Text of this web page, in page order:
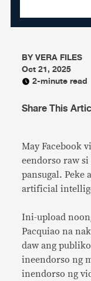
BYVERA FILES
Oct 21, 2025
2-minute read
Share This
May Facebook
eendorso raw si
pansugal. Peke
artificial
Ini-upload
Pacquiao na
daw ang
ineendorso ng
inendorso ng